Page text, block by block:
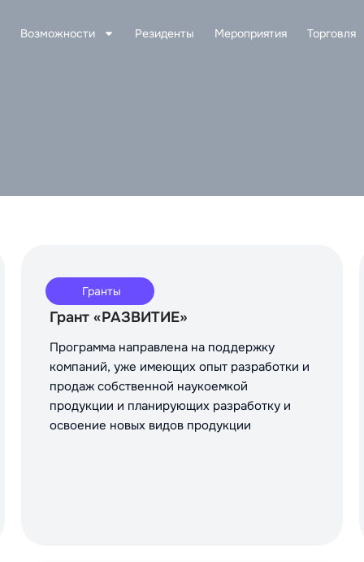
Возможности Резиденты Мероприятия Торговля
Гранты
Грант «РАЗВИТИЕ»
Программа направлена на поддержку
компаний, уже имеющих опыт разработки и
продаж собственной наукоемкой
продукции и планирующих разработку и
освоение новых видов продукции